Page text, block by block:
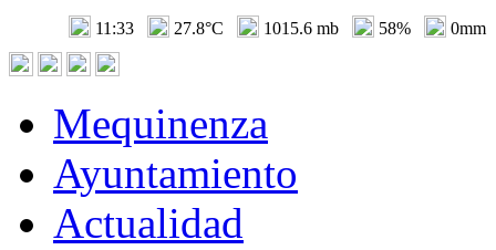
11:33 27.8°C 1015.6 mb 58% 0mm
Mequinenza
Ayuntamiento
Actualidad